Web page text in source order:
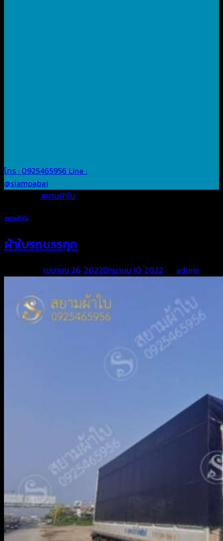
โทร : 0925465956 Line :
@siampabai
สยามผ้าใบ
สยามผ้าใบ
ผ้าใบรถบรรทุก
เมษายน 26, 2022มิถุนายน 10, 2022 admin